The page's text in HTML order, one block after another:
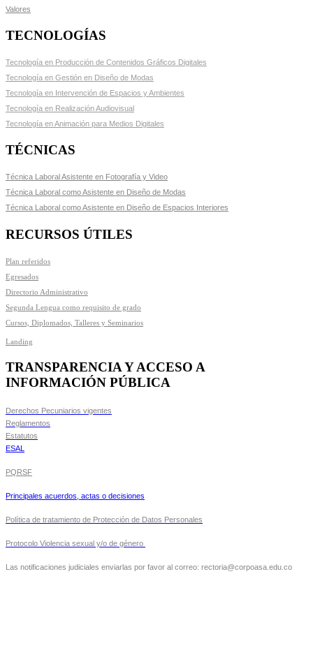
Valores
TECNOLOGÍAS
Tecnología en Producción de Contenidos Gráficos Digitales
Tecnología en Gestión en Diseño de Modas
Tecnología en Intervención de Espacios y Ambientes
Tecnología en Realización Audiovisual
Tecnología en Animación para Medios Digitales
TÉCNICAS
Técnica Laboral Asistente en Fotografía y Video
Técnica Laboral como Asistente en Diseño de Modas
Técnica Laboral como Asistente en Diseño de Espacios Interiores
RECURSOS ÚTILES
Plan referidos
Egresados
Directorio Administrativo
Segunda Lengua como requisito de grado
Cursos, Diplomados, Talleres y Seminarios
Landing
TRANSPARENCIA Y ACCESO A
INFORMACIÓN PÚBLICA
Derechos Pecuniarios vigentes
Reglamentos
Estatutos
ESAL
PQRSF
Principales acuerdos, actas o decisiones
Política de tratamiento de Protección de Datos Personales
Protocolo Violencia sexual y/o de género
Las notificaciones judiciales enviarlas por favor al correo: rectoria@corpoasa.edu.co